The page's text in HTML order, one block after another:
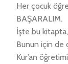
Her çocuk
BAŞARALIM.
İşte bu kitapta,
Bunun için de
Kur’an